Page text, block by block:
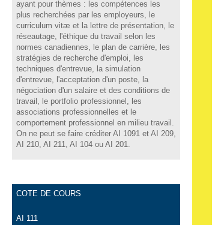
ayant pour thèmes : les compétences les
plus recherchées par les employeurs, le
curriculum vitæ et la lettre de présentation, le
réseautage, l'éthique du travail selon les
normes canadiennes, le plan de carrière, les
stratégies de recherche d'emploi, les
techniques d'entrevue, la simulation
d'entrevue, l'acceptation d'un poste, la
négociation d'un salaire et des conditions de
travail, le portfolio professionnel, les
associations professionnelles et le
comportement professionnel en milieu travail.
On ne peut se faire créditer AI 1091 et AI 209,
AI 210, AI 211, AI 104 ou AI 201.
COTE DE COURS
AI 111